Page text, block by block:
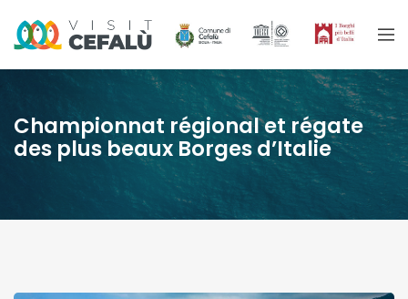
Championnat régional et régate
des plus beaux Borges d’Italie